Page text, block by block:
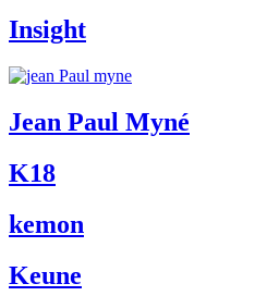
Insight
Jean Paul Myné
K18
kemon
Keune